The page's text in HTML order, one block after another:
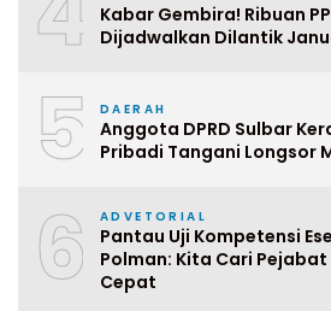
Kabar Gembira! Ribuan
Dijadwalkan Dilantik
5 DAERAH
Anggota DPRD Sulbar
Pribadi Tangani Longsor
6 ADVETORIAL
Pantau Uji Kompetensi
Polman: Kita Cari
Cepat